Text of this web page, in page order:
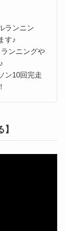
ランニン
す♪
ンニングや
ン10回完走